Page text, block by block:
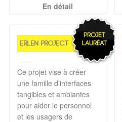
En détail
Erlen Project
Ce projet vise à créer
une famille d’interfaces
tangibles et ambiantes
pour aider le personnel
et les usagers de